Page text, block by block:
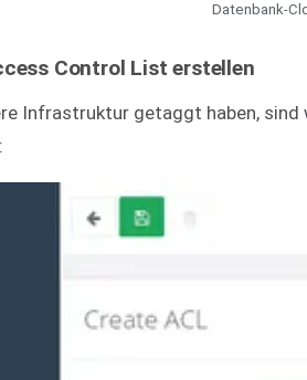
Datenbank-
Control List erstellen
Infrastruktur getaggt haben, sind